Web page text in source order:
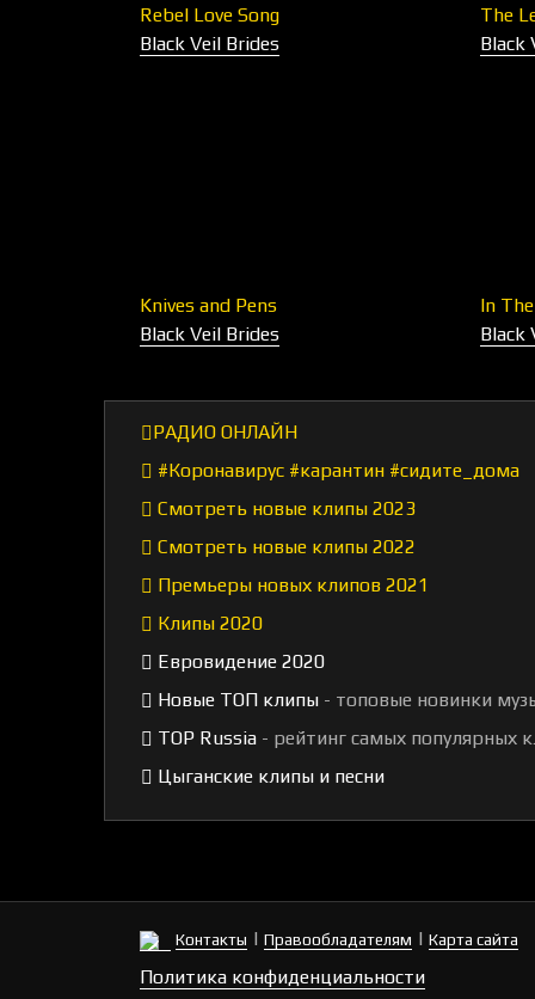
Rebel Love Song
Black Veil Brides
The
Black
Knives and Pens
Black Veil Brides
In
Black
РАДИО ОНЛАЙН
#Коронавирус #карантин #сидите_дома
Смотреть новые клипы 2023
Смотреть новые клипы 2022
Премьеры новых клипов 2021
Клипы 2020
Евровидение 2020
Новые ТОП клипы - топовые новинки
TOP Russia - рейтинг самых популярных
Цыганские клипы и песни
Контакты | Правообладателям | Карта сайта
Политика конфиденциальности